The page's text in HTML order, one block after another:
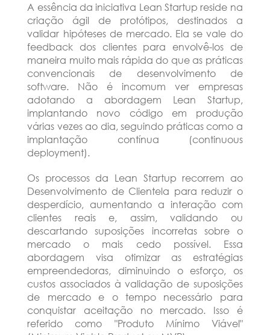
A essência da iniciativa Lean Startup reside na
criação ágil de protótipos, destinados a
validar hipóteses de mercado. Ela se vale do
feedback dos clientes para envolvê-los de
maneira muito mais rápida do que as práticas
convencionais de desenvolvimento de
software. Não é incomum ver empresas
adotando a abordagem Lean Startup,
implantando novo código em produção
várias vezes ao dia, seguindo práticas como a
implantação contínua (continuous
deployment).
Os processos da Lean Startup recorrem ao
Desenvolvimento de Clientela para reduzir o
desperdício, aumentando a interação com
clientes reais e, assim, validando ou
descartando suposições incorretas sobre o
mercado o mais cedo possível. Essa
abordagem visa otimizar as estratégias
empreendedoras, diminuindo o esforço, os
custos associados à validação de suposições
de mercado e o tempo necessário para
conquistar aceitação no mercado. Isso é
referido como "Produto Mínimo Viável"